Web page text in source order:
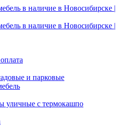
и парковые
уличные с термокашпо